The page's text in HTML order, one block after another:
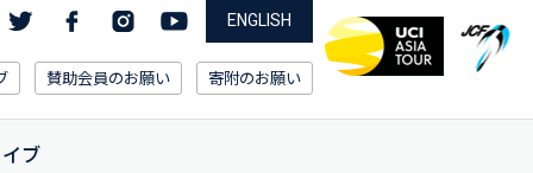
ENGLISH
賛助会員のお願い 寄附のお願い
ブ